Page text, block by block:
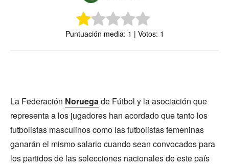
Puntuación media: 1 | Votos: 1
La Federación Noruegade Fútbol y la asociación que
representa a los jugadores han acordado que tanto los
futbolistas masculinos como las futbolistas femeninas
ganarán el mismo salario cuando sean convocados para
los partidos de las selecciones nacionales de este país